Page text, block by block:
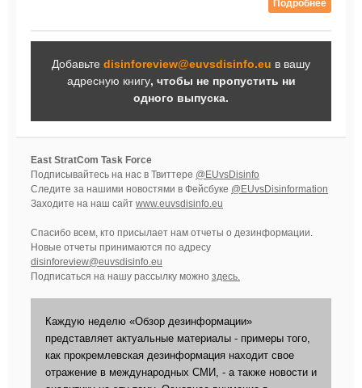
Подробнее
Добавьте disinforeview@euvsdisinfo.eu в вашу
адресную книгу, чтобы не пропустить ни
одного выпуска.
East StratCom Task Force
Подписывайтесь на нас в Твиттере @EUvsDisinfo
Следите за нашими новостями в Фейсбуке @EUvsDisinformation
Заходите на наш сайт www.euvsdisinfo.eu
Спасибо всем, кто присылает нам отчеты о дезинформации.
Новые отчеты принимаются по адресу
disinforeview@euvsdisinfo.eu
Подписаться на нашу рассылку можно здесь.
Каждую неделю «Обзор дезинформации»
представляет актуальные материалы - примеры того,
как прокремлевская дезинформация находит свое
отражение в международных СМИ, - а также новости и